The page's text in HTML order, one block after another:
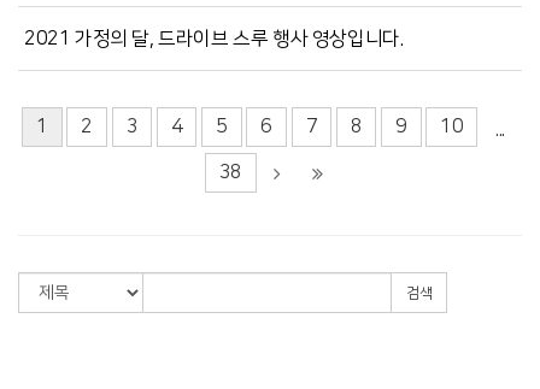
2021 가정의 달, 드라이브 스루 행사 영상입니다.
1 2 3 4 5 6 7 8 9 10
...
38
검색